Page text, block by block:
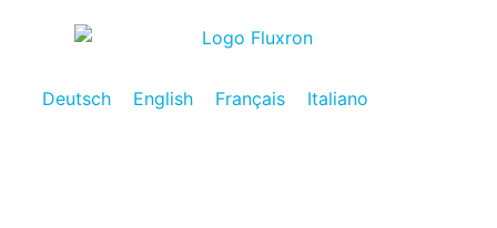
Deutsch English Français Italiano